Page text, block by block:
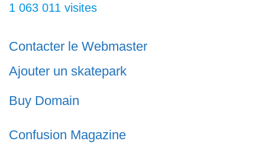
1 063 011 visites
Contacter le Webmaster
Ajouter un skatepark
Buy Domain
Confusion Magazine